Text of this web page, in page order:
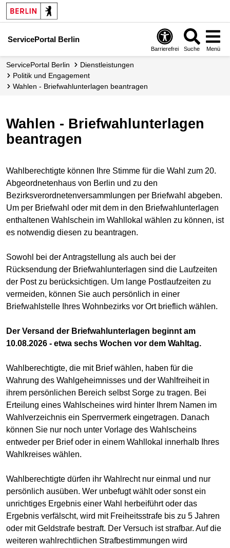
ServicePortal Berlin
Barrierefrei Suche Menü
ServicePortal Berlin
Dienstleistungen
Politik und Engagement
Wahlen - Briefwahlunterlagen beantragen
Wahlen - Briefwahlunterlagen
beantragen
Wahlberechtigte können Ihre Stimme für die Wahl zum 20.
Abgeordnetenhaus von Berlin und zu den
Bezirksverordnetenversammlungen per Briefwahl abgeben.
Um per Briefwahl oder mit dem in den Briefwahlunterlagen
enthaltenen Wahlschein im Wahllokal wählen zu können, ist
es notwendig diesen zu beantragen.
Sowohl bei der Antragstellung als auch bei der
Rücksendung der Briefwahlunterlagen sind die Laufzeiten
der Post zu berücksichtigen. Um lange Postlaufzeiten zu
vermeiden, können Sie auch persönlich in einer
Briefwahlstelle Ihres Wohnbezirks vor Ort brieflich wählen.
Der Versand der Briefwahlunterlagen beginnt am
10.08.2026 - etwa sechs Wochen vor dem Wahltag.
Wahlberechtigte, die mit Brief wählen, haben für die
Wahrung des Wahlgeheimnisses und der Wahlfreiheit in
ihrem persönlichen Bereich selbst Sorge zu tragen. Bei
Erteilung eines Wahlscheines wird hinter Ihrem Namen im
Wahlverzeichnis ein Sperrvermerk eingetragen. Danach
können Sie nur noch unter Vorlage des Wahlscheins
entweder per Brief oder in einem Wahllokal innerhalb Ihres
Wahlkreises wählen.
Wahlberechtigte dürfen ihr Wahlrecht nur einmal und nur
persönlich ausüben. Wer unbefugt wählt oder sonst ein
unrichtiges Ergebnis einer Wahl herbeiführt oder das
Ergebnis verfälscht, wird mit Freiheitsstrafe bis zu 5 Jahren
oder mit Geldstrafe bestraft. Der Versuch ist strafbar. Auf die
weiteren wahlrechtlichen Strafbestimmungen wird